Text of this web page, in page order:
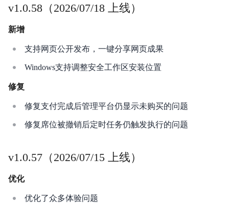
v1.0.58（2026/07/18 上线）
新增
支持网页公开发布，一键分享网页成果
Windows支持调整安全工作区安装位置
修复
修复支付完成后管理平台仍显示未购买的问题
修复席位被撤销后定时任务仍触发执行的问题
v1.0.57（2026/07/15 上线）
优化
优化了众多体验问题